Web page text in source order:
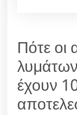
Πότε οι
έχουν